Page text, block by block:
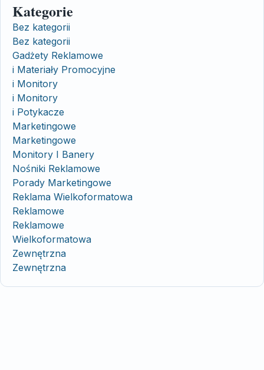
Kategorie
Bez kategorii
Bez kategorii
Gadżety Reklamowe
i Materiały Promocyjne
i Monitory
i Monitory
i Potykacze
Marketingowe
Marketingowe
Monitory I Banery
Nośniki Reklamowe
Porady Marketingowe
Reklama Wielkoformatowa
Reklamowe
Reklamowe
Wielkoformatowa
Zewnętrzna
Zewnętrzna